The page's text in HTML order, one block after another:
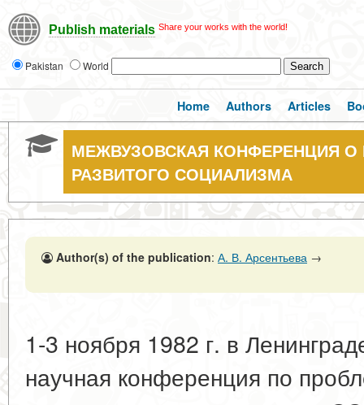
Publish materials Share your works with the world!
Pakistan World
Home Authors Articles
МЕЖВУЗОВСКАЯ КОНФЕРЕНЦИЯ
РАЗВИТОГО СОЦИАЛИЗМА
Author(s) of the publication: А. В. Арсентьева →
1-3 ноября 1982 г. в
научная конференция по